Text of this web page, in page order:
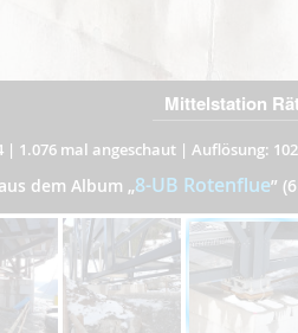
Mittelstation
| 1.076 mal angeschaut | Auflösung:
dem Album „8-UB Rotenflue”